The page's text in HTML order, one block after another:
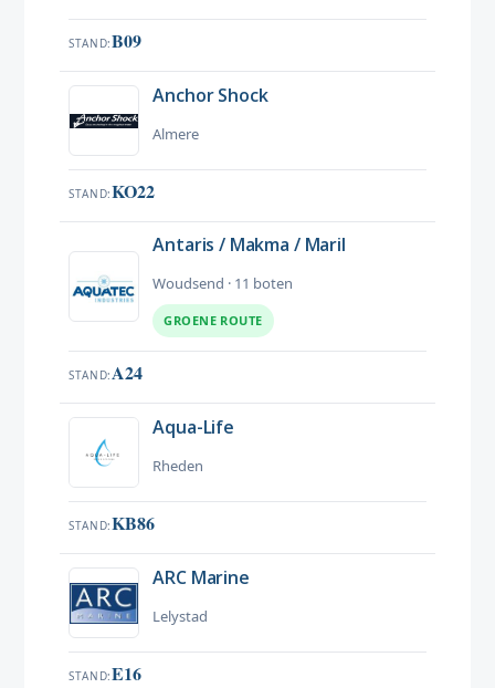
STAND B09
Anchor Shock
Almere
STAND KO22
Antaris / Makma / Maril
Woudsend · 11 boten
GROENE ROUTE
STAND A24
Aqua-Life
Rheden
STAND KB86
ARC Marine
Lelystad
STAND E16